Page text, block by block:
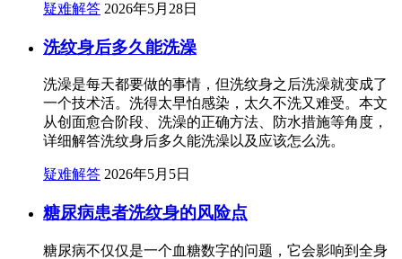
疑难解答 2026年5月28日
洗纹身后多久能洗澡
洗澡是每天都要做的事情，但洗纹身之后洗澡就变成了
一个技术活。洗得太早怕感染，太久不洗又难受。本文
从创面愈合阶段、洗澡的正确方法、防水措施等角度，
详细解答洗纹身后多久能洗澡以及应该怎么洗。
疑难解答 2026年5月5日
糖尿病患者洗纹身的风险点
糖尿病不仅仅是一个血糖数字的问题，它会影响到全身